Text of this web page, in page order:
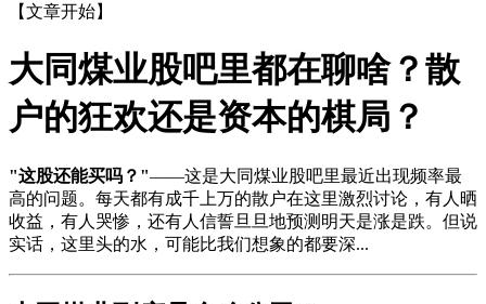
【文章开始】
大同煤业股吧里都在聊啥？散
户的狂欢还是资本的棋局？
"这股还能买吗？"——这是大同煤业股吧里最近出现频率最
高的问题。每天都有成千上万的散户在这里激烈讨论，有人晒
收益，有人哭惨，还有人信誓旦旦地预测明天是涨是跌。但说
实话，这里头的水，可能比我们想象的都要深...